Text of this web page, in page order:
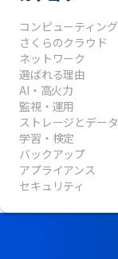
コンピューティング
さくらのクラウド
ネットワーク
選ばれる理由
AI・高火力
監視・運用
ストレージとデータ
学習・検定
バックアップ
アプライアンス
セキュリティ